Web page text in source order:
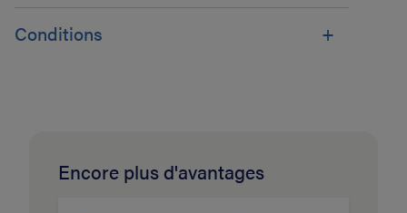
Conditions
Encore plus d'avantages